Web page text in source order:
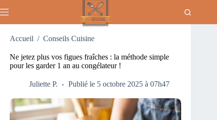
au
Accueil / Conseils Cuisine
Ne jetez plus vos figues fraîches : la méthode simple
pour les garder 1 an au congélateur !
Juliette P. Publié le 5 octobre 2025 à 07h47